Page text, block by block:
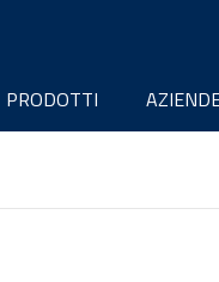
PRODOTTI